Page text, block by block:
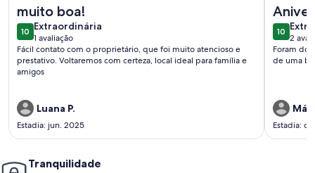
muito boa!
1010 de 10
Extraordinária
extraordinária
1 avaliação
(1
avaliação)
Fácil contato com o proprietário, que foi muito atencioso e
prestativo. Voltaremos com certeza, local ideal para família e
amigos
Luana P.
Estadia: jun. 2025
1010 de 10
2
(2
Foram
de uma
Estadia:
Tranquilidade